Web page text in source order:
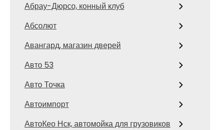
Абрау-Дюрсо, конный клуб
Абсолют
Авангард, магазин дверей
Авто 53
Авто Точка
Автоимпорт
АвтоКео Нск, автомойка для грузовиков